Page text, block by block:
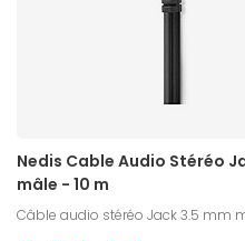
Nedis Cable Audio Stéréo
mâle - 10 m
Câble audio stéréo Jack 3.5 mm